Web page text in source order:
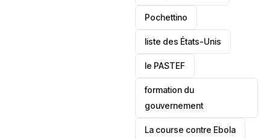
Pochettino
liste des États-Unis
le PASTEF
formation du
gouvernement
La course contre Ebola